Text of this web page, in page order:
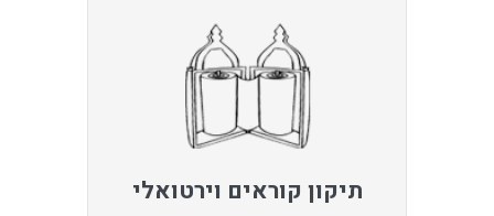
תיקון קוראים וירטואלי